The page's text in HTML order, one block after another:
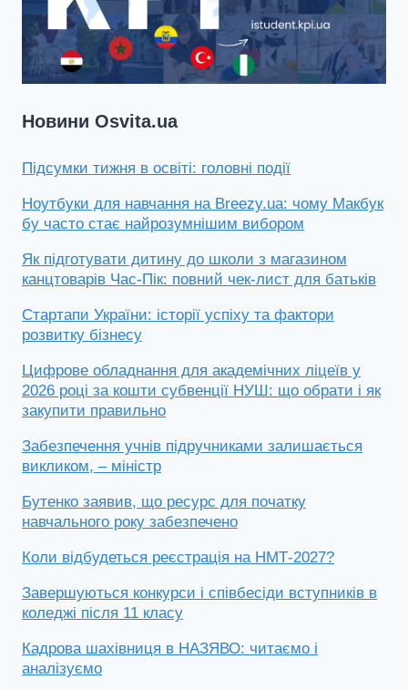
Новини Osvita.ua
Підсумки тижня в освіті: головні події
Ноутбуки для навчання на Breezy.ua: чому Макбук
бу часто стає найрозумнішим вибором
Як підготувати дитину до школи з магазином
канцтоварів Час-Пік: повний чек-лист для батьків
Стартапи України: історії успіху та фактори
розвитку бізнесу
Цифрове обладнання для академічних ліцеїв у
2026 році за кошти субвенції НУШ: що обрати і як
закупити правильно
Забезпечення учнів підручниками залишається
викликом, – міністр
Бутенко заявив, що ресурс для початку
навчального року забезпечено
Коли відбудеться реєстрація на НМТ-2027?
Завершуються конкурси і співбесіди вступників в
коледжі після 11 класу
Кадрова шахівниця в НАЗЯВО: читаємо і
аналізуємо